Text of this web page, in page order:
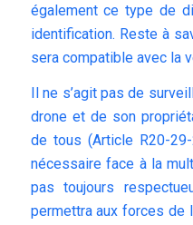
également ce type de
identification. Reste à
sera compatible avec la
Il ne s’agit pas de
drone et de son
de tous (Article R20-
nécessaire face à la
pas toujours
permettra aux forces de